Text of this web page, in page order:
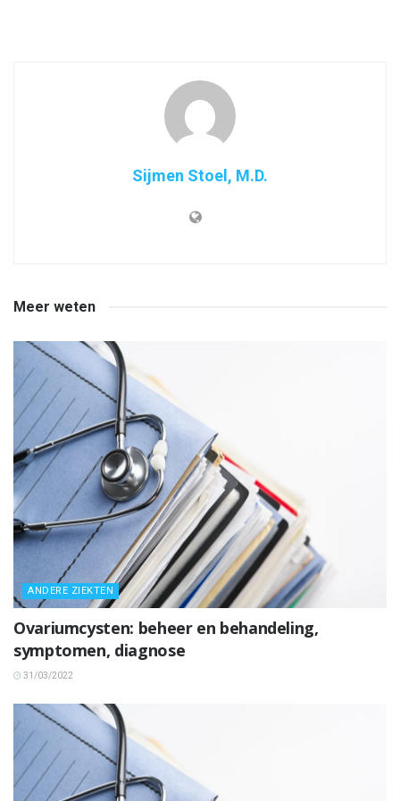
Sijmen Stoel, M.D.
Meer weten
ANDERE ZIEKTEN
Ovariumcysten: beheer en behandeling,
symptomen, diagnose
31/03/2022